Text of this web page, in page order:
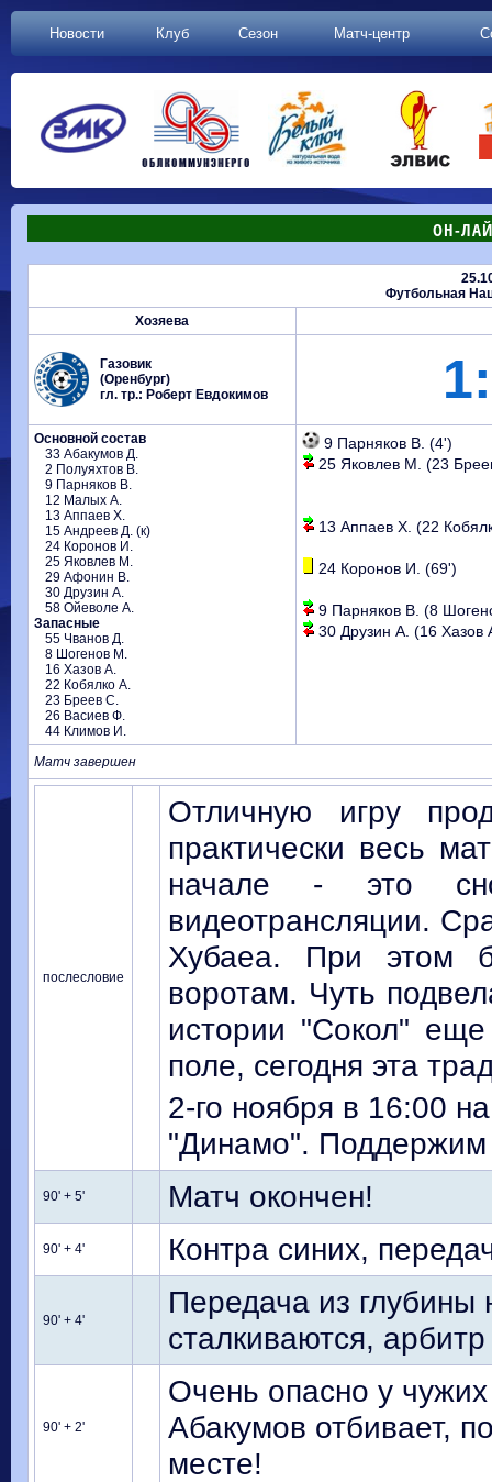
Новости Клуб Сезон Матч-центр
ОН-
Футбольная
Хозяева
Газовик
(Оренбург)
гл. тр.: Роберт Евдокимов
Основной состав
33 Абакумов Д.
2 Полуяхтов В.
9 Парняков В.
12 Малых А.
13 Аппаев Х.
15 Андреев Д. (к)
24 Коронов И.
25 Яковлев М.
29 Афонин В.
30 Друзин А.
58 Ойеволе А.
Запасные
55 Чванов Д.
8 Шогенов М.
16 Хазов А.
22 Кобялко А.
23 Бреев С.
26 Васиев Ф.
44 Климов И.
9 Парняков В. (4')
25 Яковлев М. (23
13 Аппаев Х. (22
24 Коронов И. (69')
9 Парняков В. (8
30 Друзин А. (16 Хазов
Матч завершен
послесловие
Отличную игру
практически весь
начале - это
видеотрансляции.
Хубаеа. При этом
воротам. Чуть
истории "Сокол"
поле, сегодня эта
2-го ноября в 16:00
"Динамо". Поддержим
90' + 5' Матч окончен!
90' + 4' Контра синих,
90' + 4'
Передача из глубины
сталкиваются,
90' + 2'
Очень опасно у
Абакумов отбивает,
месте!